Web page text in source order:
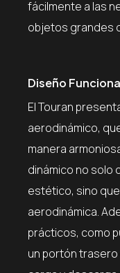
fácilmente a las
objetos grandes
Diseño
El Touran
aerodinámico,
manera
dinámico no solo
estético, sino
aerodinámica.
prácticos, como
un portón trasero